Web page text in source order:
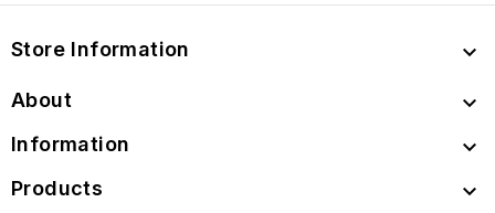
Store Information 
About 
Information 
Products 